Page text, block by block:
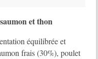
et thon
équilibrée et
frais (30%), poulet